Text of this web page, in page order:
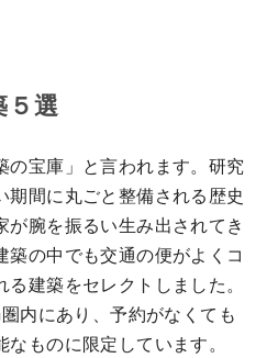
選
の宝庫」と言われます。研究
期間に丸ごと整備される歴史
が腕を振るい生み出されてき
築の中でも交通の便がよくコ
建築をセレクトしました。
内にあり、予約がなくても
ものに限定しています。